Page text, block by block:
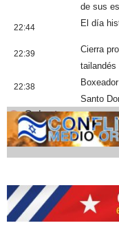
de sus
22:44 El día
22:39
Cierra
tailandés
22:38
Santo
Cobertura